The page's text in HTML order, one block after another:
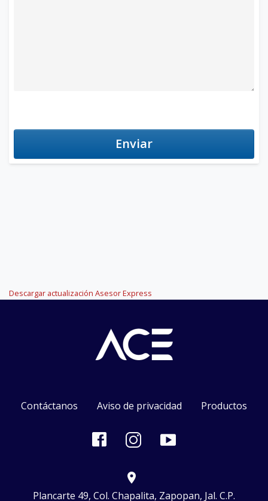
Enviar
Descargar actualización Asesor Express
Contáctanos Aviso de privacidad Productos
location_on
Plancarte 49, Col. Chapalita, Zapopan, Jal. C.P.